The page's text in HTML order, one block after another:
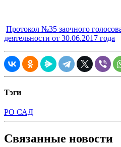
Протокол №35 заочного
деятельности от 30.06.2017 года
Тэги
РО САД
Связанные новости